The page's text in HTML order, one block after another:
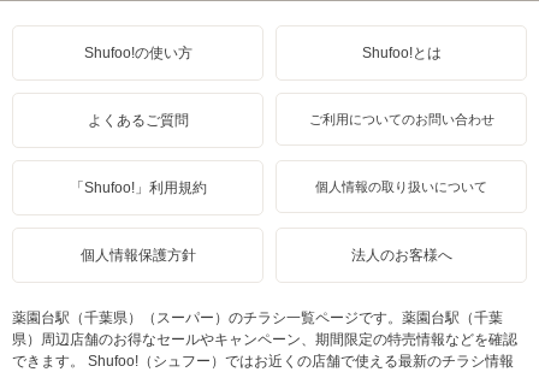
Shufoo!の使い方 Shufoo!とは
よくあるご質問 ご利用についてのお問い合わせ
「Shufoo!」利用規約 個人情報の取り扱いについて
個人情報保護方針 法人のお客様へ
薬園台駅（千葉県）（スーパー）のチラシ一覧ページです。薬園台駅（千葉
県）周辺店舗のお得なセールやキャンペーン、期間限定の特売情報などを確認
できます。 Shufoo!（シュフー）ではお近くの店舗で使える最新のチラシ情報